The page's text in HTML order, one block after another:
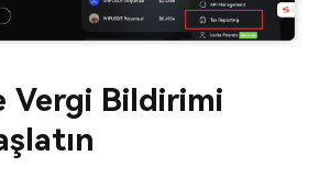
Vergi Bildirimi